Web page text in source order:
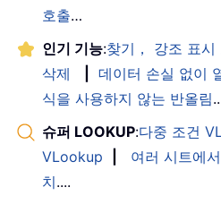
호출…
인기 기능:찾기， 강조 표시
삭제
데이터 손실 없이
식을 사용하지 않는 반올림
슈퍼 LOOKUP:다중 조건
VLookup
여러 시트에
치....